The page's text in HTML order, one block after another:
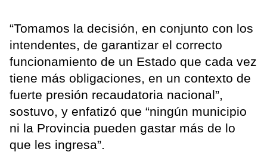
“Tomamos la decisión, en conjunto con los
intendentes, de garantizar el correcto
funcionamiento de un Estado que cada vez
tiene más obligaciones, en un contexto de
fuerte presión recaudatoria nacional”,
sostuvo, y enfatizó que “ningún municipio
ni la Provincia pueden gastar más de lo
que les ingresa”.